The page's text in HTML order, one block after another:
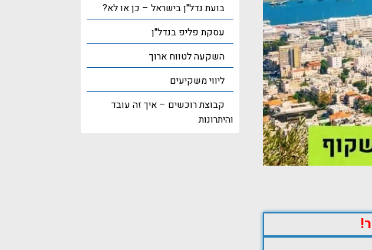
בועת נדל"ן בישראל – כן או לא?
עסקת פליפ בנדל"ן
השקעה לטווח ארוך
ליווי משקיעים
קבוצת רוכשים – איך זה עובד
והיתרונות